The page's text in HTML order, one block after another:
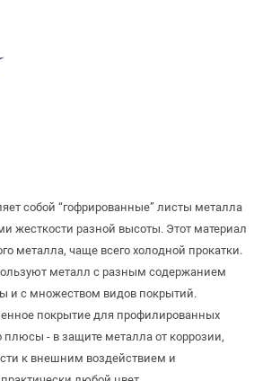
собой “гофрированные” листы металла
жесткости разной высоты. Этот материал
металла, чаще всего холодной прокатки.
металл с разным содержанием
и с множеством видов покрытий.
покрытие для профилированных
плюсы - в защите металла от коррозии,
к внешним воздействием и